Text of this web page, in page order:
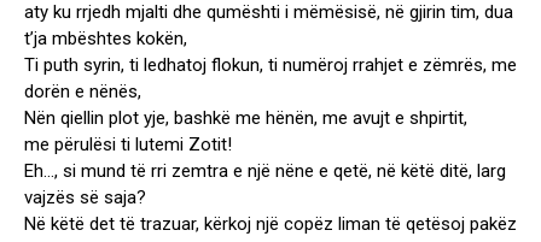
aty ku rrjedh mjalti dhe qumështi i mëmësisë, në gjirin tim, dua
t’ja mbështes kokën,
Ti puth syrin, ti ledhatoj flokun, ti numëroj rrahjet e zëmrës, me
dorën e nënës,
Nën qiellin plot yje, bashkë me hënën, me avujt e shpirtit,
me përulësi ti lutemi Zotit!
Eh…, si mund të rri zemtra e një nëne e qetë, në këtë ditë, larg
vajzës së saja?
Në këtë det të trazuar, kërkoj një copëz liman të qetësoj pakëz